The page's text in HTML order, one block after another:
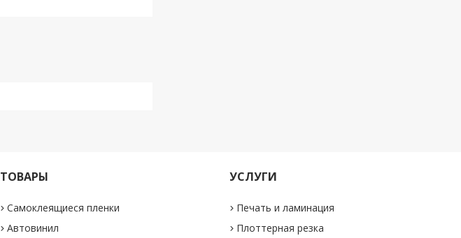
ТОВАРЫ
Самоклеящиеся пленки
Автовинил
УСЛУГИ
Печать и ламинация
Плоттерная резка